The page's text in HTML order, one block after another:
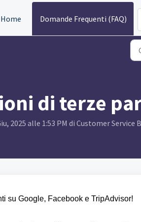
Home
Domande Frequenti (FAQ)
di terze
2025 alle 1:53 PM di Customer Service
su Google, Facebook e TripAdvisor!